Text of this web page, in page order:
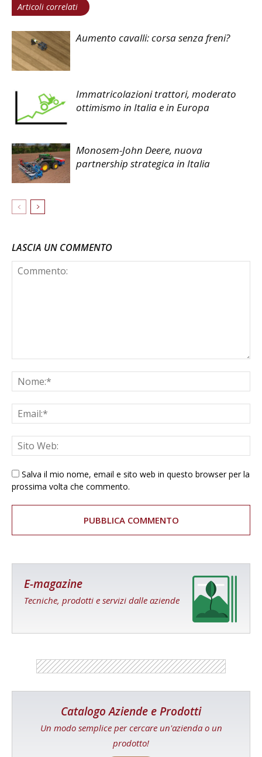
Articoli correlati
Aumento cavalli: corsa senza freni?
Immatricolazioni trattori, moderato
ottimismo in Italia e in Europa
Monosem-John Deere, nuova
partnership strategica in Italia
LASCIA UN COMMENTO
Salva il mio nome, email e sito web in questo browser per la
prossima volta che commento.
E-magazine
Tecniche, prodotti e servizi dalle aziende
Catalogo Aziende e Prodotti
Un modo semplice per cercare un'azienda o un
prodotto!